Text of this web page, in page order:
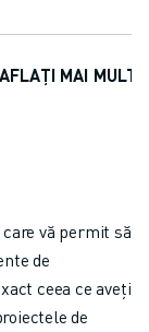
cu cea a oam...
AFLAȚI MAI MULTE
vă permit să
de
ceea ce aveți
de